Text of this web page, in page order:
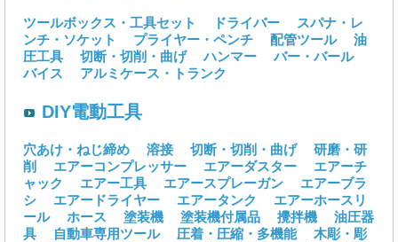
ツールボックス・工具セット ドライバー
スパナ・レ
ンチ・ソケット
プライヤー・ペンチ 配管ツール
油
圧工具
切断・切削・曲げ ハンマー
バー・バール
バイス
アルミケース・トランク
DIY電動工具
穴あけ・ねじ締め 溶接 切断・切削・曲げ
研磨・研
削
エアーコンプレッサー エアーダスター
エアーチ
ャック
エアー工具 エアースプレーガン
エアーブラ
シ
エアードライヤー エアータンク
エアーホースリ
ール
ホース 塗装機 塗装機付属品 攪拌機
油圧器
具
自動車専用ツール 圧着・圧縮・多機能
木彫・彫